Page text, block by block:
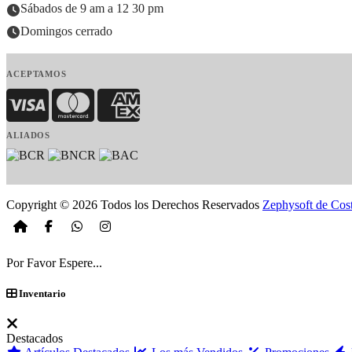
Sábados de 9 am a 12 30 pm
Domingos cerrado
ACEPTAMOS
Visa MasterCardAmerican Express
ALIADOS
Copyright © 2026 Todos los Derechos Reservados Zephysoft de
Por Favor Espere...
Inventario
Destacados